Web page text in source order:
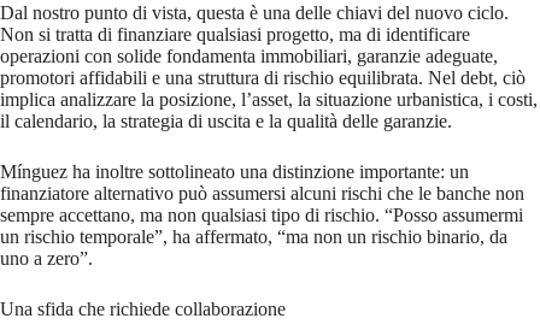
Dal nostro punto di vista, questa è una delle chiavi del nuovo ciclo.
Non si tratta di finanziare qualsiasi progetto, ma di identificare
operazioni con solide fondamenta immobiliari, garanzie adeguate,
promotori affidabili e una struttura di rischio equilibrata. Nel debt, ciò
implica analizzare la posizione, l’asset, la situazione urbanistica, i costi,
il calendario, la strategia di uscita e la qualità delle garanzie.
Mínguez ha inoltre sottolineato una distinzione importante: un
finanziatore alternativo può assumersi alcuni rischi che le banche non
sempre accettano, ma non qualsiasi tipo di rischio. “Posso assumermi
un rischio temporale”, ha affermato, “ma non un rischio binario, da
uno a zero”.
Una sfida che richiede collaborazione